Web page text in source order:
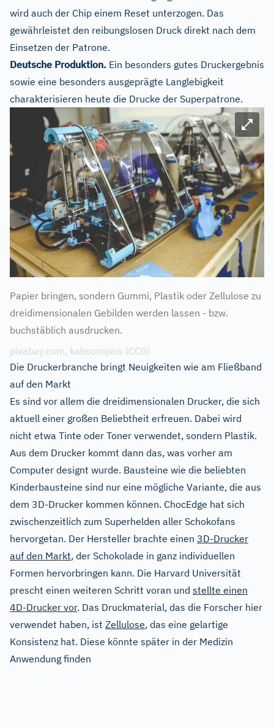
wird auch der Chip einem Reset unterzogen. Das
gewährleistet den reibungslosen Druck direkt nach dem
Einsetzen der Patrone.
Deutsche Produktion. Ein besonders gutes Druckergebnis
sowie eine besonders ausgeprägte Langlebigkeit
charakterisieren heute die Drucke der Superpatrone.
Bild
Papier bringen, sondern Gummi, Plastik oder Zellulose zu
dreidimensionalen Gebilden werden lassen - bzw.
buchstäblich ausdrucken.
pixabay.com, kaboompics (CC0)
Die Druckerbranche bringt Neuigkeiten wie am Fließband
auf den Markt
Es sind vor allem die dreidimensionalen Drucker, die sich
aktuell einer großen Beliebtheit erfreuen. Dabei wird
nicht etwa Tinte oder Toner verwendet, sondern Plastik.
Aus dem Drucker kommt dann das, was vorher am
Computer designt wurde. Bausteine wie die beliebten
Kinderbausteine sind nur eine mögliche Variante, die aus
dem 3D-Drucker kommen können. ChocEdge hat sich
zwischenzeitlich zum Superhelden aller Schokofans
hervorgetan. Der Hersteller brachte einen 3D-Drucker
auf den Markt, der Schokolade in ganz individuellen
Formen hervorbringen kann. Die Harvard Universität
prescht einen weiteren Schritt voran und stellte einen
4D-Drucker vor. Das Druckmaterial, das die Forscher hier
verwendet haben, ist Zellulose, das eine gelartige
Konsistenz hat. Diese könnte später in der Medizin
Anwendung finden